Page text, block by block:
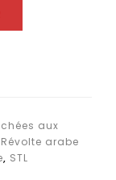
aux
Révolte arabe
, STL